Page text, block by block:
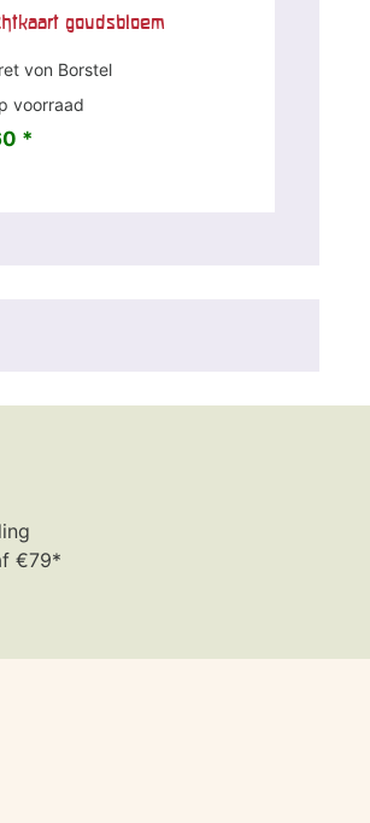
goudsbloem
von Borstel
voorraad
*
€79*